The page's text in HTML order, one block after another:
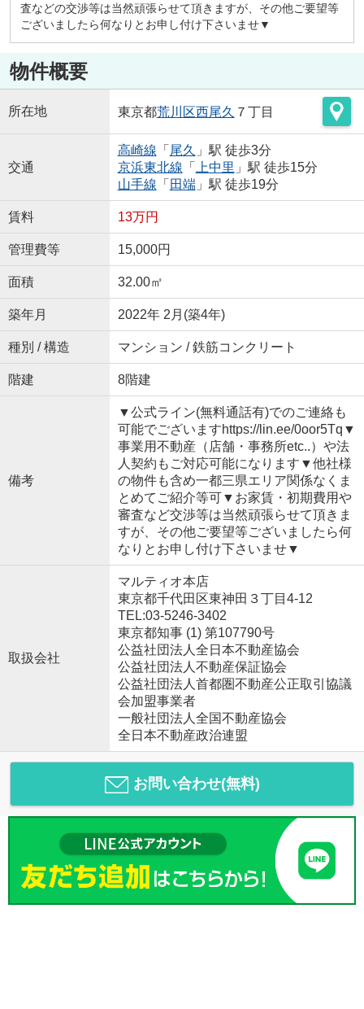
査などの交渉等は当然頑張らせて頂きますが、その他ご要望等
ございましたら何なりとお申し付け下さいませ▼
物件概要
所在地 東京都荒川区西尾久 ７丁目
交通
高崎線 「 尾久 」駅 徒歩3分
京浜東北線 「 上中里 」駅 徒歩15分
山手線 「 田端」駅 徒歩19分
賃料 13万円
管理費等 15,000円
面積 32.00㎡
築年月 2022年 2月(築4年)
種別 / 構造 マンション / 鉄筋コンクリート
階建 8階建
備考
▼公式ライン(無料通話有)でのご連絡も
可能でございますhttps://lin.ee/0oor5Tq▼
事業用不動産（店舗・事務所etc..）や法
人契約もご対応可能になります▼他社様
の物件も含め一都三県エリア関係なくま
とめてご紹介等可▼お家賃・初期費用や
審査など交渉等は当然頑張らせて頂きま
すが、その他ご要望等ございましたら何
なりとお申し付け下さいませ▼
取扱会社
マルティオ本店
東京都千代田区東神田３丁目4-12
TEL:03-5246-3402
東京都知事 (1) 第107790号
公益社団法人全日本不動産協会
公益社団法人不動産保証協会
公益社団法人首都圏不動産公正取引協議
会加盟事業者
一般社団法人全国不動産協会
全日本不動産政治連盟
お問い合わせ(無料)